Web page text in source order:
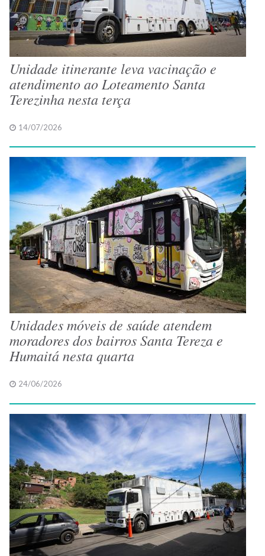
Unidade itinerante leva vacinação e
atendimento ao Loteamento Santa
Terezinha nesta terça
14/07/2026
Unidades móveis de saúde atendem
moradores dos bairros Santa Tereza e
Humaitá nesta quarta
24/06/2026